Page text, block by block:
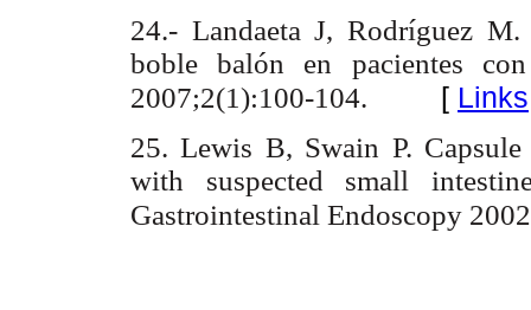
24.- Landaeta J, Rodríguez
boble balón en pacientes
2007;2(1):100-104. [ Links
25. Lewis B, Swain P.
with suspected small
Gastrointestinal Endoscopy